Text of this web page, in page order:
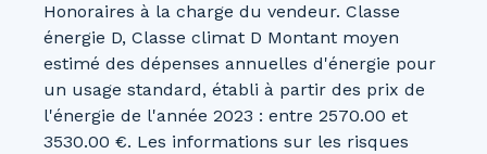
Honoraires à la charge du vendeur. Classe
énergie D, Classe climat D Montant moyen
estimé des dépenses annuelles d'énergie pour
un usage standard, établi à partir des prix de
l'énergie de l'année 2023 : entre 2570.00 et
3530.00 €. Les informations sur les risques